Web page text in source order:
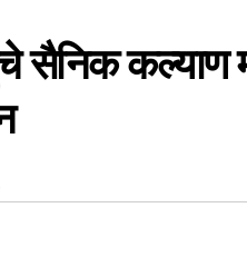
सैनिक कल्याण